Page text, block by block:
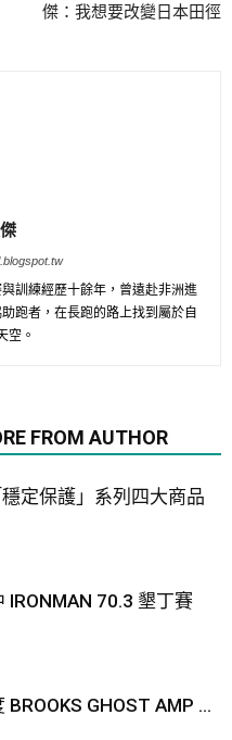
傑：我想要改變日本田徑
訓練經歷十餘年，曾遠赴非洲進
跑者，在長跑的路上找到屬於自
空。
FROM AUTHOR
定保護」系列四大商品
IRONMAN 70.3 墾丁賽
GHOST AMP ...